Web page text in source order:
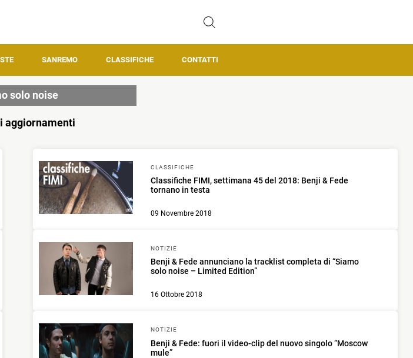
SANREMO CLASSIFICHE CONTATTI
solo noise
aggiornamenti
CLASSIFICHE
Classifiche FIMI, settimana 45 del 2018: Benji & Fede
tornano in testa
09 Novembre 2018
NOTIZIE
Benji & Fede annunciano la tracklist completa di “Siamo
solo noise – Limited Edition”
16 Ottobre 2018
NOTIZIE
Benji & Fede: fuori il video-clip del nuovo singolo “Moscow
mule”